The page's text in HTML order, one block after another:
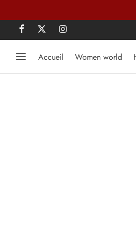
Accueil Women world